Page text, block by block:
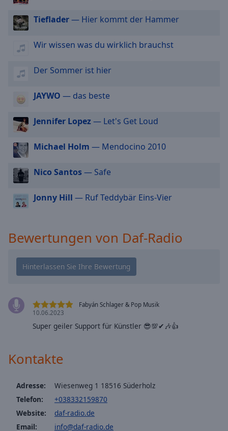
Track
Fullscreen
window.
Beginning
dialog
window.
close
window.
Background
Opacity
Tieflader— Hier kommt der Hammer
Wir wissen was du wirklich brauchst
Der Sommer ist hier
JAYWO — das beste
Jennifer Lopez— Let's Get Loud
Michael Holm — Mendocino 2010
Nico Santos— Safe
Jonny Hill — Ruf Teddybär Eins-Vier
Bewertungen von Daf-Radio
Fabyán Schlager & Pop Musik
10.06.2023
Super geiler Support für Künstler 😎💯✔🎶👍
Kontakte
Adresse:
Wiesenweg 1 18516 Süderholz
Telefon:
+038332159870
Website:
daf-radio.de
Email:
info@daf-radio.de